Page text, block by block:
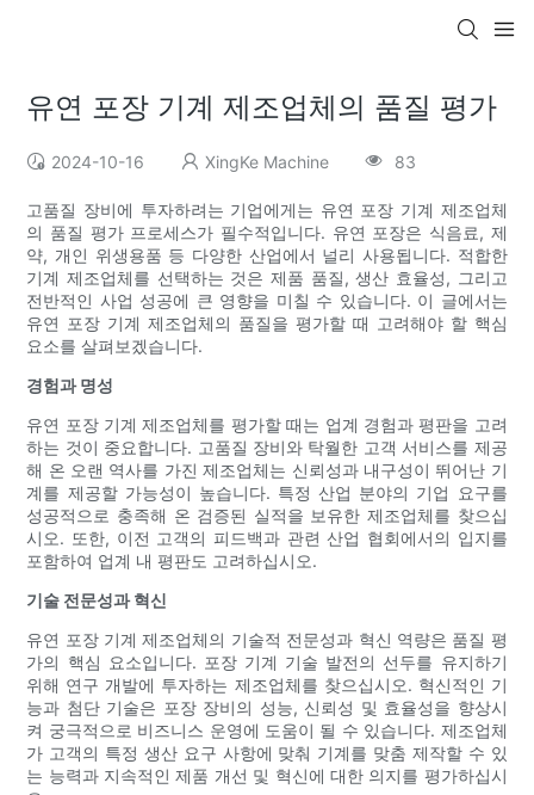
유연 포장 기계 제조업체의 품질 평가
2024-10-16 XingKe Machine 83
고품질 장비에 투자하려는 기업에게는 유연 포장 기계 제조업체
의 품질 평가 프로세스가 필수적입니다. 유연 포장은 식음료, 제
약, 개인 위생용품 등 다양한 산업에서 널리 사용됩니다. 적합한
기계 제조업체를 선택하는 것은 제품 품질, 생산 효율성, 그리고
전반적인 사업 성공에 큰 영향을 미칠 수 있습니다. 이 글에서는
유연 포장 기계 제조업체의 품질을 평가할 때 고려해야 할 핵심
요소를 살펴보겠습니다.
경험과 명성
유연 포장 기계 제조업체를 평가할 때는 업계 경험과 평판을 고려
하는 것이 중요합니다. 고품질 장비와 탁월한 고객 서비스를 제공
해 온 오랜 역사를 가진 제조업체는 신뢰성과 내구성이 뛰어난 기
계를 제공할 가능성이 높습니다. 특정 산업 분야의 기업 요구를
성공적으로 충족해 온 검증된 실적을 보유한 제조업체를 찾으십
시오. 또한, 이전 고객의 피드백과 관련 산업 협회에서의 입지를
포함하여 업계 내 평판도 고려하십시오.
기술 전문성과 혁신
유연 포장 기계 제조업체의 기술적 전문성과 혁신 역량은 품질 평
가의 핵심 요소입니다. 포장 기계 기술 발전의 선두를 유지하기
위해 연구 개발에 투자하는 제조업체를 찾으십시오. 혁신적인 기
능과 첨단 기술은 포장 장비의 성능, 신뢰성 및 효율성을 향상시
켜 궁극적으로 비즈니스 운영에 도움이 될 수 있습니다. 제조업체
가 고객의 특정 생산 요구 사항에 맞춰 기계를 맞춤 제작할 수 있
는 능력과 지속적인 제품 개선 및 혁신에 대한 의지를 평가하십시